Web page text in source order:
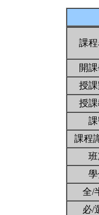
課
開
授
授
課程
全/
必/